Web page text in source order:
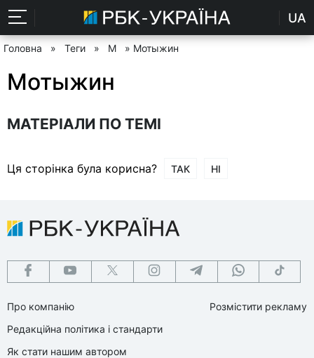
UA
Головна » Теги » М » Мотыжин
Мотыжин
МАТЕРІАЛИ ПО ТЕМІ
Ця сторінка була корисна? ТАК НІ
Про компанію
Редакційна політика і стандарти
Як стати нашим автором
Розмістити рекламу